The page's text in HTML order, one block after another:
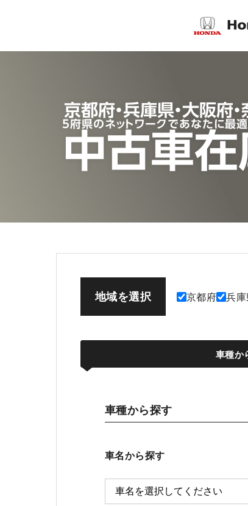
京都府・兵庫県・大阪府
5府県のネットワークであなたに最
中古車
地域を選択 京都府 兵庫
車種か
車種から探す
車名から探す